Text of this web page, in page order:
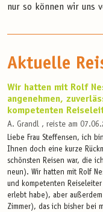
nur so können wir uns
Aktuelle
Wir hatten mit Rolf
angenehmen,
kompetenten
A. Grandl , reiste am
Liebe Frau Steffensen, ich
Ihnen doch eine kurze
schönsten Reisen war, die
neun). Wir hatten mit Rolf
und kompetenten
erlebt habe), aber
Zimmer), das ich bisher bei